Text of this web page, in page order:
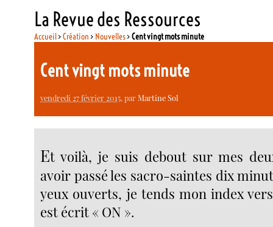
La Revue des Ressources
Accueil>Création > Nouvelles>Cent vingt mots minute
Cent vingt mots minute
vendredi 27 février 2015, parMartine Sol
Et voilà, je suis debout sur mes
avoir passé les sacro-saintes dix
yeux ouverts, je tends mon index
est écrit « ON ».